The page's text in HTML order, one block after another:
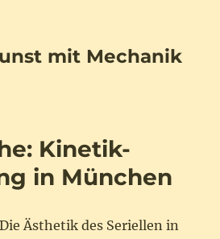
mit Mechanik
Kinetik-
in München
Ästhetik des Seriellen in